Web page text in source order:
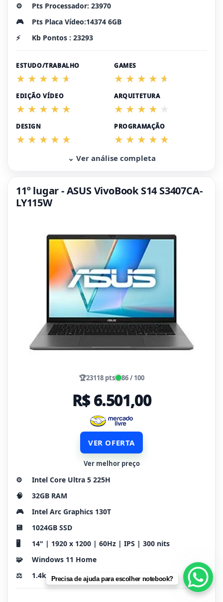
⚙️
Pts Processador: 23970
🎮
Pts Placa Vídeo:14374 6GB
⚡
Kb Pontos : 23293
ESTUDO/TRABALHO GAMES
EDIÇÃO VÍDEO ARQUITETURA
DESIGN PROGRAMAÇÃO
⌄ Ver análise completa
11º lugar - ASUS VivoBook S14 S3407CA-
LY115W
🏆23118 pts 86 / 100
R$ 6.501,00
VER OFERTA
Ver melhor preço
⚙️
Intel Core Ultra 5 225H
🧠
32GB RAM
🎮
Intel Arc Graphics 130T
💾
1024GB SSD
🖥️
14" | 1920 x 1200 | 60Hz | IPS | 300 nits
🧩
Windows 11 Home
⚖️
1.4kg Precisa de ajuda para escolher notebook?